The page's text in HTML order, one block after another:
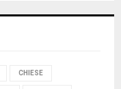
CHIESE